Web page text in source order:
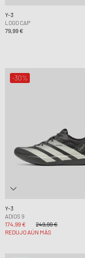
Y-3
LOGO CAP
79,99 €
-30%
Y-3
ADIOS 9
174,99 €
249,99 €
REDUJO AÚN MÁS